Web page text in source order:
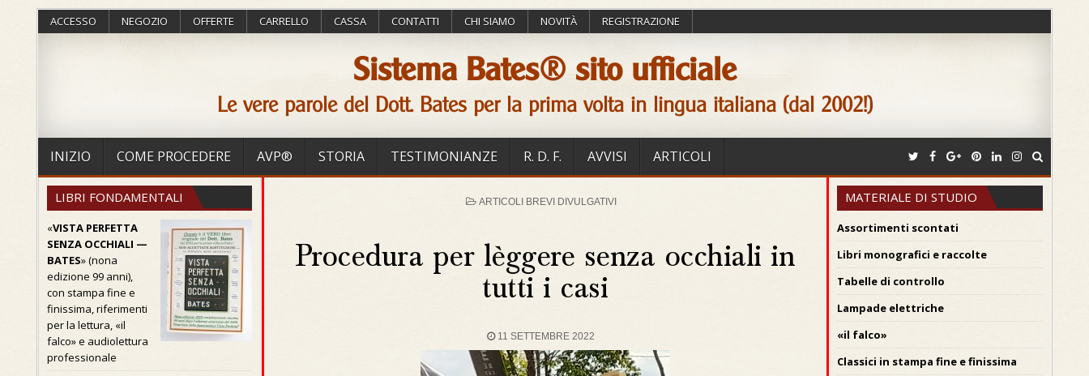
ACCESSO NEGOZIO OFFERTE CARRELLO CASSA CONTATTI CHI SIAMO NOVITÀ REGISTRAZIONE
Sistema Bates® sito ufficiale
Le vere parole del Dott. Bates per la prima volta in lingua italiana (dal 2002!)
INIZIO COME PROCEDERE AVP® STORIA TESTIMONIANZE R. D. F. AVVISI ARTICOLI
POSTED
ARTICOLI BREVI DIVULGATIVI
Procedura per lèggere senza occhiali in
tutti i casi
11 SETTEMBRE 2022
LIBRI FONDAMENTALI
«VISTA PERFETTA
SENZA OCCHIALI —
BATES» (nona
edizione 99 anni),
con stampa fine e
finissima, riferimenti
per la lettura, «il
falco» e audiolettura
professionale
MATERIALE DI STUDIO
Assortimenti scontati
Libri monografici e raccolte
Tabelle di controllo
Lampade elettriche
«il falco»
Classici in stampa fine e finissima